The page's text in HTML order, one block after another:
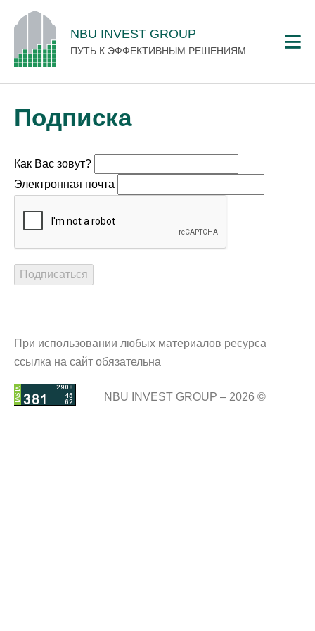
NBU INVEST GROUP
ПУТЬ К ЭФФЕКТИВНЫМ РЕШЕНИЯМ
Подписка
Как Вас зовут?
Электронная почта
При использовании любых материалов ресурса
ссылка на сайт обязательна
NBU INVEST GROUP – 2026 ©